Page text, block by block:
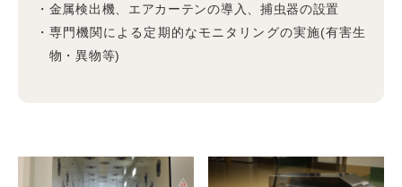
金属検出機、エアカーテンの導入、捕虫器の設置
専門機関による定期的なモニタリングの実施(有害生
物・異物等)